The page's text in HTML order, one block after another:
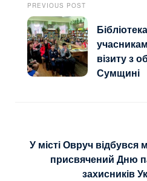
PREVIOUS POST
візиту з
Сумщині
У місті Овруч відбувся
присвячений Дню
захисників